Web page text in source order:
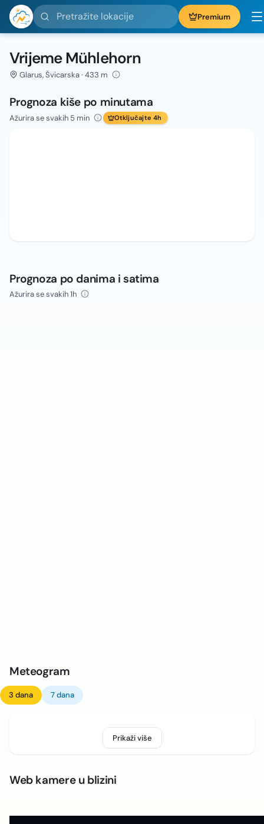
Pretražite lokacije Premium
Vrijeme Mühlehorn
Glarus, Švicarska · 433 m
Prognoza kiše po minutama
Ažurira se svakih 5 min Otključajte 4h
Prognoza po danima i satima
Ažurira se svakih 1h
Meteogram
3 dana 7 dana
Prikaži više
Web kamere u blizini